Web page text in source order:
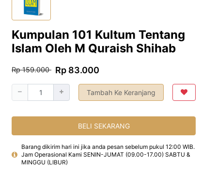
Kumpulan 101 Kultum Tentang
Islam Oleh M Quraish Shihab
Rp 159.000 Rp 83.000
Tambah Ke Keranjang
BELI SEKARANG
Barang dikirim hari ini jika anda pesan sebelum pukul 12:00 WIB.
Jam Operasional Kami SENIN-JUMAT (09.00-17.00) SABTU &
MINGGU (LIBUR)